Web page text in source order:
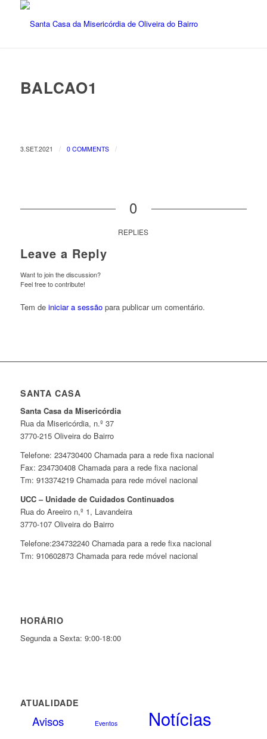
BALCAO1
3.SET.2021 / 0 COMMENTS /
0
REPLIES
Leave a Reply
Want to join the discussion?
Feel free to contribute!
Tem de iniciar a sessãopara publicar um comentário.
SANTA CASA
Santa Casa da Misericórdia
Rua da Misericórdia, n.º 37
3770-215 Oliveira do Bairro
Telefone: 234730400 Chamada para a rede fixa nacional
Fax: 234730408 Chamada para a rede fixa nacional
Tm: 913374219 Chamada para rede móvel nacional
UCC – Unidade de Cuidados Continuados
Rua do Areeiro n,º 1, Lavandeira
3770-107 Oliveira do Bairro
Telefone:234732240 Chamada para a rede fixa nacional
Tm: 910602873 Chamada para rede móvel nacional
HORÁRIO
Segunda a Sexta: 9:00-18:00
ATUALIDADE
Avisos Eventos Notícias